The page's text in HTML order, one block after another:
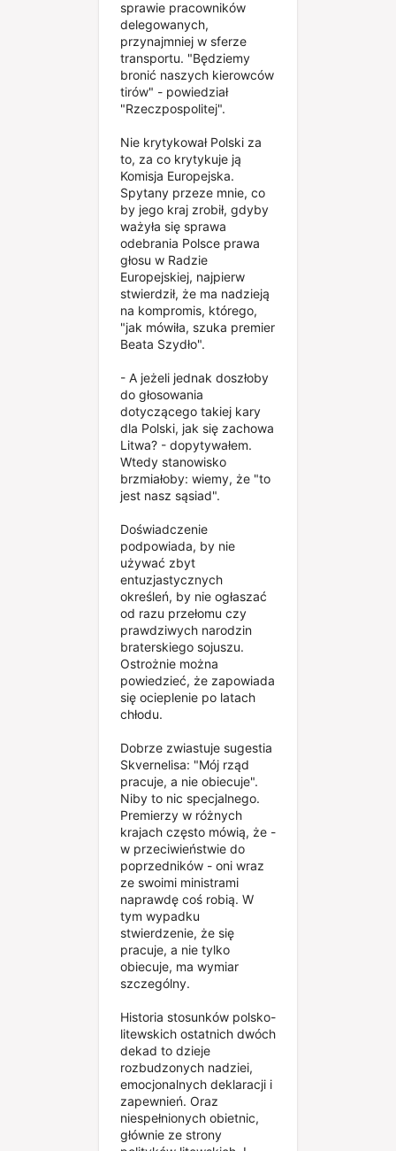
sprawie pracowników
delegowanych,
przynajmniej w sferze
transportu. "Będziemy
bronić naszych kierowców
tirów" - powiedział
"Rzeczpospolitej".
Nie krytykował Polski za
to, za co krytykuje ją
Komisja Europejska.
Spytany przeze mnie, co
by jego kraj zrobił, gdyby
ważyła się sprawa
odebrania Polsce prawa
głosu w Radzie
Europejskiej, najpierw
stwierdził, że ma nadzieją
na kompromis, którego,
"jak mówiła, szuka premier
Beata Szydło".
- A jeżeli jednak doszłoby
do głosowania
dotyczącego takiej kary
dla Polski, jak się zachowa
Litwa? - dopytywałem.
Wtedy stanowisko
brzmiałoby: wiemy, że "to
jest nasz sąsiad".
Doświadczenie
podpowiada, by nie
używać zbyt
entuzjastycznych
określeń, by nie ogłaszać
od razu przełomu czy
prawdziwych narodzin
braterskiego sojuszu.
Ostrożnie można
powiedzieć, że zapowiada
się ocieplenie po latach
chłodu.
Dobrze zwiastuje sugestia
Skvernelisa: "Mój rząd
pracuje, a nie obiecuje".
Niby to nic specjalnego.
Premierzy w różnych
krajach często mówią, że -
w przeciwieństwie do
poprzedników - oni wraz
ze swoimi ministrami
naprawdę coś robią. W
tym wypadku
stwierdzenie, że się
pracuje, a nie tylko
obiecuje, ma wymiar
szczególny.
Historia stosunków polsko-
litewskich ostatnich dwóch
dekad to dzieje
rozbudzonych nadziei,
emocjonalnych deklaracji i
zapewnień. Oraz
niespełnionych obietnic,
głównie ze strony